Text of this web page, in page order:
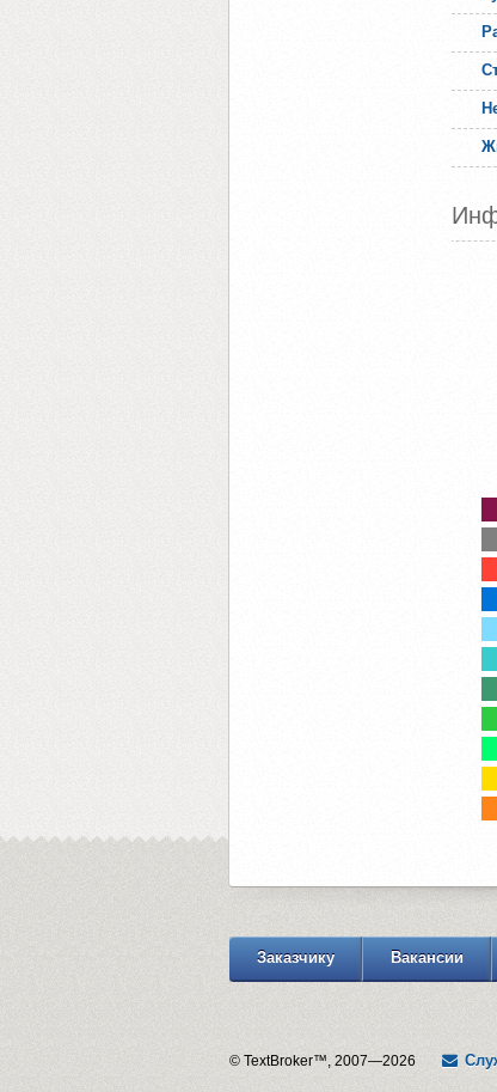
Заказчику Вакансии
© TextBroker™, 2007—2026